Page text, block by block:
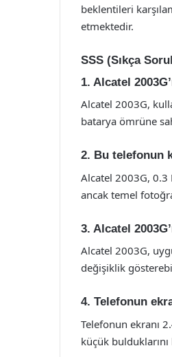
beklentileri
etmektedir.
SSS (Sıkça
1. Alcatel
Alcatel 2003G,
batarya ömrüne
2. Bu telefonun
Alcatel 2003G, 0.3
ancak temel
3. Alcatel
Alcatel 2003G,
değişiklik
4. Telefonun
Telefonun ekranı
küçük